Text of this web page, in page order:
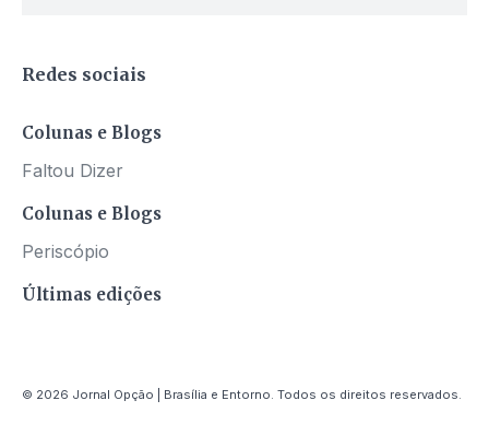
Redes sociais
Colunas e Blogs
Faltou Dizer
Colunas e Blogs
Periscópio
Últimas edições
© 2026 Jornal Opção | Brasília e Entorno. Todos os direitos reservados.